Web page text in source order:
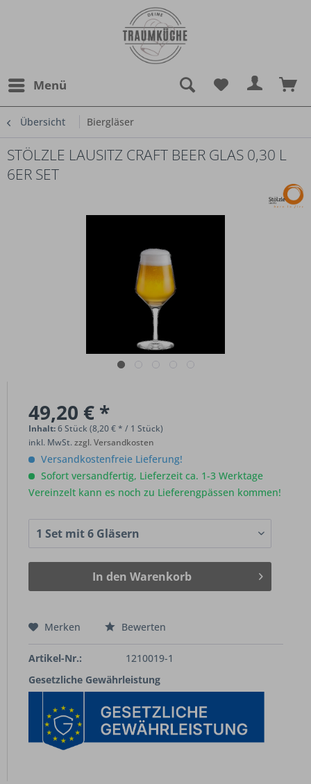
Menü
Übersicht Biergläser
STÖLZLE LAUSITZ CRAFT BEER GLAS 0,30 L
6ER SET
49,20 € *
Inhalt:6 Stück (8,20 € * / 1 Stück)
inkl. MwSt.zzgl. Versandkosten
Versandkostenfreie Lieferung!
Sofort versandfertig, Lieferzeit ca. 1-3 Werktage
Vereinzelt kann es noch zu Lieferengpässen kommen!
In den Warenkorb
Merken Bewerten
Artikel-Nr.:
1210019-1
Gesetzliche Gewährleistung